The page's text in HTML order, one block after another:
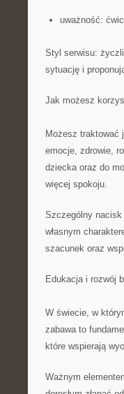
uważność:
Styl serwisu:
sytuację i
Jak możesz
Możesz traktować
emocje, zdrowie,
dziecka oraz do
więcej spokoju.
Szczególny nacisk
własnym
szacunek oraz
Edukacja i rozwój
W świecie, w
zabawa to
które wspierają
Ważnym